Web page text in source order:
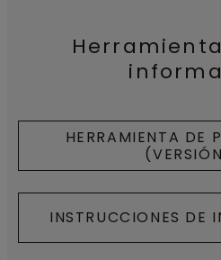
HERRAMIENTA DE
INSTRUCCIONES DE